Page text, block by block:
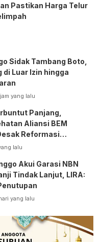
Pastikan Harga Telur
Sidak Tambang Boto,
di Luar Izin hingga
yang lalu
Panjang,
Aliansi BEM
Reformasi
lalu
Akui Garasi NBN
Tindak Lanjut, LIRA:
yang lalu